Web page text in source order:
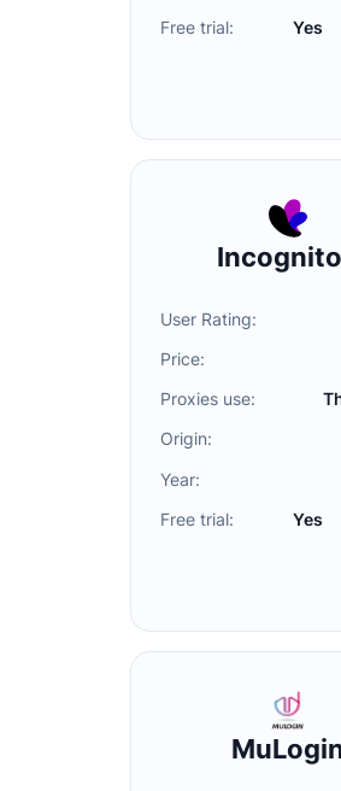
Free trial:
Yes
User Rating:
Price:
Proxies use:
Origin:
Year:
Free trial:
Yes